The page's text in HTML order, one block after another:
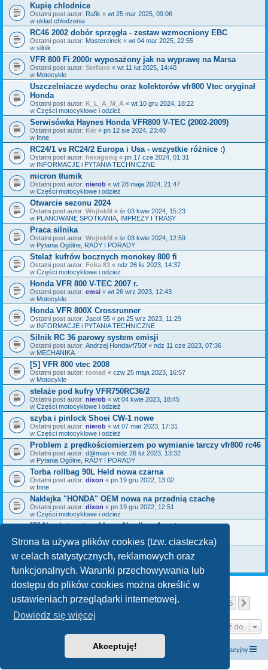
Strona ta używa plików cookies (tzw. ciasteczka)
w celach statystycznych, reklamowych oraz
funkcjonalnych. Warunki przechowywania lub
dostępu do plików cookies można określić w
ustawieniach przeglądarki internetowej.
Dowiedz się więcej
Akceptuję!
Kupię chlodnice
Ostatni post autor: Rafik « wt 25 mar 2025, 09:06
w układ chłodzenia
RC46 2002 dobór sprzęgła - zestaw wzmocniony EBC
Ostatni post autor: Mastercinek « wt 04 mar 2025, 22:55
w silnik
VFR 800 Fi 2000r wyposażony jak na wyprawę na Marsa
Ostatni post autor: Stefano « wt 11 lut 2025, 14:40
w Motocykle
Uszczelniacze wydechu oraz kolektorów vfr800 Vtec oryginał
Honda
Ostatni post autor: K_L_A_M_A « wt 10 gru 2024, 18:22
w Części motocyklowe i odzież
Serwisówka Haynes Honda VFR800 V-TEC (2002-2009)
Ostatni post autor: Ker « pn 12 sie 2024, 23:40
w Inne
RC24/1 vs RC24/2 Europa i Usa - wszystkie różnice :)
Ostatni post autor: hexagonq « pn 17 cze 2024, 01:31
w INFORMACJE i PYTANIA TECHNICZNE
micron tłumik
Ostatni post autor: nierob « wt 28 maja 2024, 21:47
w Części motocyklowe i odzież
Otwarcie sezonu 2024
Ostatni post autor: WojtekM « śr 03 kwie 2024, 15:23
w PLANOWANE SPOTKANIA, IMPREZY I TRASY
Praca silnika
Ostatni post autor: WojtekM « śr 03 kwie 2024, 12:59
w Pytania Ogólne, RADY I PORADY
Stelaż kufrów bocznych monokey 800 fi
Ostatni post autor: Foka 83 « ndz 26 lis 2023, 14:37
w Części motocyklowe i odzież
Honda VFR 800 V-TEC 2007 r.
Ostatni post autor: emsi « wt 26 wrz 2023, 12:43
w Motocykle
Honda VFR 800X Crossrunner
Ostatni post autor: Jacol 55 « pn 25 wrz 2023, 11:29
w INFORMACJE i PYTANIA TECHNICZNE
Silnik RC 36 parowy system emisji
Ostatni post autor: Andrzej Hondavf750f « ndz 11 cze 2023, 07:36
w MECHANIKA
[S] VFR 800 vtec 2008
Ostatni post autor: tomad « czw 25 maja 2023, 16:57
w Motocykle
stelaże pod kufry VFR750RC36/2
Ostatni post autor: nierob « wt 04 kwie 2023, 18:45
w Części motocyklowe i odzież
szyba i pinlock Shoei CW-1 nowe
Ostatni post autor: nierob « wt 07 mar 2023, 17:31
w Części motocyklowe i odzież
Problem z prędkościomierzem po wymianie tarczy vfr800 rc46
Ostatni post autor: d@mian « ndz 26 lut 2023, 13:32
w Pytania Ogólne, RADY I PORADY
Torba rollbag 90L Held nowa czarna
Ostatni post autor: dixon « pn 19 gru 2022, 13:02
w Inne
Naklejka "HONDA" OEM nowa na przednią czachę
Ostatni post autor: dixon « pn 19 gru 2022, 12:51
w Części motocyklowe i odzież
[S] Namiot motocyklowy Nordkap Avesta
wInne
leboncoin.fr pomoc
Ostatni post autor:nierob«śr 26 paź 2022, 08:25
wPytania Ogólne, RADY I PORADY
Znaleziono więcej niż 1000 wyników Strona1z25
1 2 3 25
Przejdź do
Zespół administracyjny
Kontakt z nami